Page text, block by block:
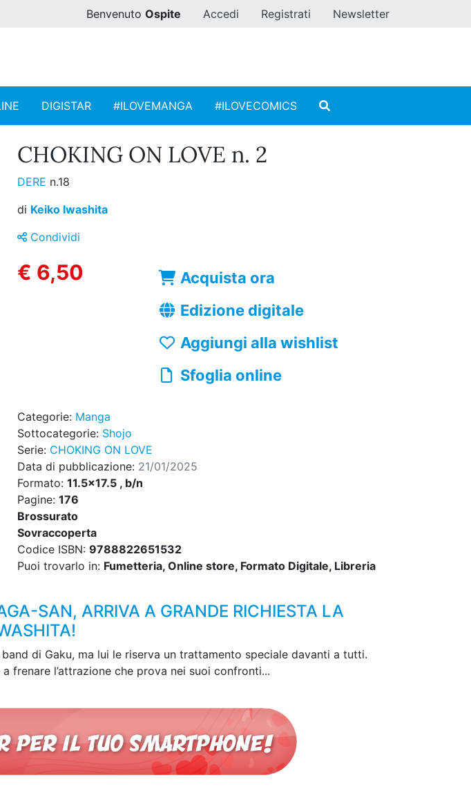
Benvenuto Ospite Accedi Registrati Newsletter
DIGISTAR #ILOVEMANGA #ILOVECOMICS
CHOKING ON LOVE n. 2
DERE n.18
di Keiko Iwashita
Condividi
€ 6,50
Acquista ora
Edizione digitale
Aggiungi alla wishlist
Sfoglia online
Categorie: Manga
Sottocategorie: Shojo
Serie: CHOKING ON LOVE
Data di pubblicazione: 21/01/2025
Formato: 11.5x17.5 , b/n
Pagine: 176
Brossurato
Sovraccoperta
Codice ISBN: 9788822651532
Puoi trovarlo in: Fumetteria, Online store, Formato Digitale, Libreria
SAN, ARRIVA A GRANDE RICHIESTA LA
di Gaku, ma lui le riserva un trattamento speciale davanti a tutti.
frenare l’attrazione che prova nei suoi confronti...